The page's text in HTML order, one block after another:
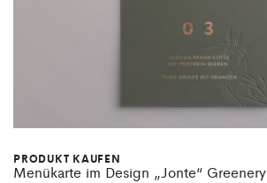
PRODUKT KAUFEN
Menükarte im Design „Jonte“ Greenery